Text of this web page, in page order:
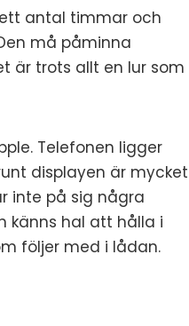
ett antal timmar och
må påminna
är trots allt en lur som
Telefonen ligger
displayen är mycket
inte på sig några
känns hal att hålla i
följer med i lådan.